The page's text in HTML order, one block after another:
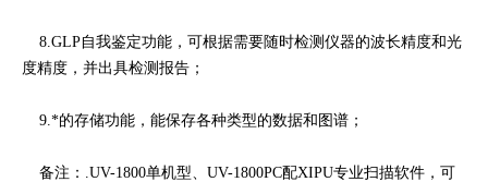
8.GLP自我鉴定功能，可根据需要随时检测仪器的波长精度和光
度精度，并出具检测报告；
9.*的存储功能，能保存各种类型的数据和图谱；
备注：.UV-1800单机型、UV-1800PC配XIPU专业扫描软件，可